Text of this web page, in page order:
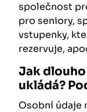
společnost
pro seniory,
vstupenky,
rezervuje,
Jak
ukládá?
Osobní údaje